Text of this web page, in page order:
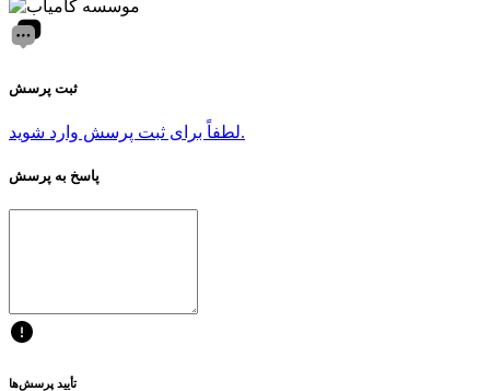
ثبت پرسش
لطفاً برای ثبت پرسش وارد شوید.
پاسخ به پرسش
تأیید پرسش‌ها